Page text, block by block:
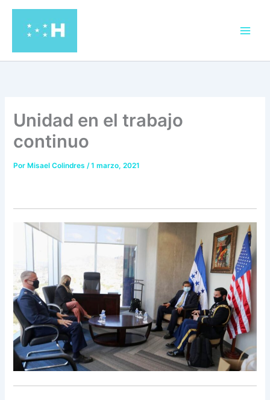
contenido
Unidad en el trabajo
continuo
Por Misael Colindres/1 marzo, 2021